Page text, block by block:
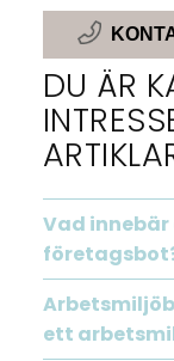
DU ÄR
Vad
ett